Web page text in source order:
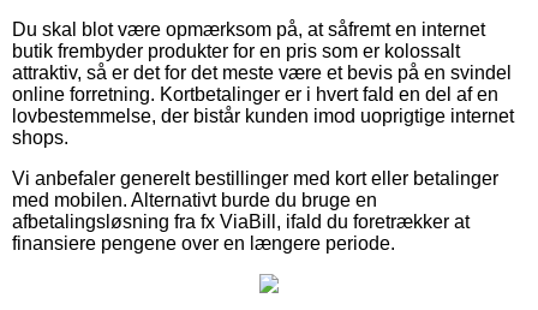
Du skal blot være opmærksom på, at såfremt en internet
butik frembyder produkter for en pris som er kolossalt
attraktiv, så er det for det meste være et bevis på en svindel
online forretning. Kortbetalinger er i hvert fald en del af en
lovbestemmelse, der bistår kunden imod uoprigtige internet
shops.
Vi anbefaler generelt bestillinger med kort eller betalinger
med mobilen. Alternativt burde du bruge en
afbetalingsløsning fra fx ViaBill, ifald du foretrækker at
finansiere pengene over en længere periode.